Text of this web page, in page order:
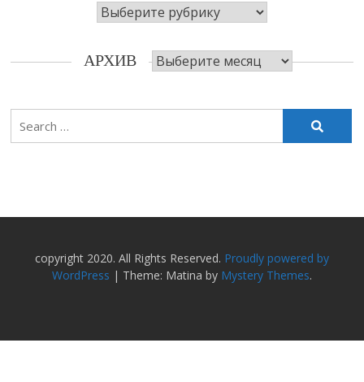
Рубрики
АРХИВ Архив
Search
for:
copyright 2020. All Rights Reserved. Proudly powered by
WordPress | Theme: Matina by Mystery Themes.